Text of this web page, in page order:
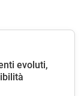
evoluti,